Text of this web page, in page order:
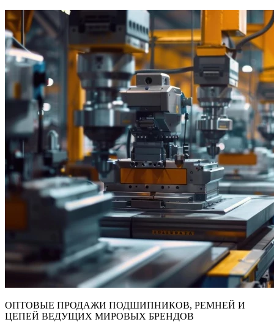
ОПТОВЫЕ ПРОДАЖИ ПОДШИПНИКОВ, РЕМНЕЙ И
ЦЕПЕЙ ВЕДУЩИХ МИРОВЫХ БРЕНДОВ